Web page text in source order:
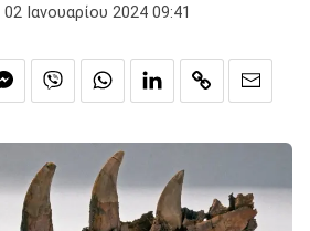
02 Ιανουαρίου 2024 09:41